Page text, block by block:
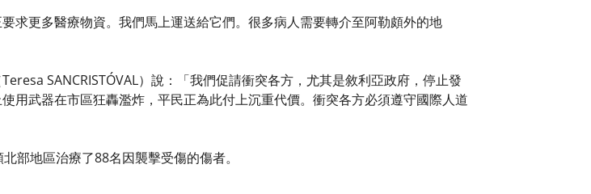
求更多醫療物資。我們馬上運送給它們。很多病人需要轉介至阿勒頗外的地
SANCRISTÓVAL）說：「我們促請衝突各方，尤其是敘利亞政府，停止發
用武器在市區狂轟濫炸，平民正為此付上沉重代價。衝突各方必須遵守國際人道
部地區治療了88名因襲擊受傷的傷者。